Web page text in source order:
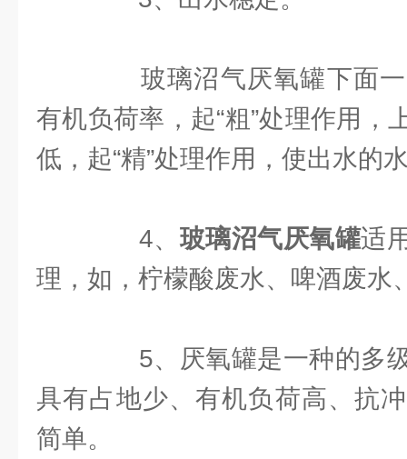
玻璃沼气厌氧罐下面一
有机负荷率，起“粗”处理作用，
低，起“精”处理作用，使出水的
4、玻璃沼气厌氧罐适
理，如，柠檬酸废水、啤酒废水
5、厌氧罐是一种的多级
具有占地少、有机负荷高、抗
简单。